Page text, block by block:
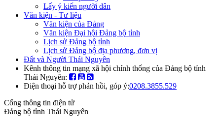
Lấy ý kiến người dân
Văn kiện - Tư liệu
Văn kiện của Đảng
Văn kiện Đại hội Đảng bộ tỉnh
Lịch sử Đảng bộ tỉnh
Lịch sử Đảng bộ địa phương, đơn vị
Đất và Người Thái Nguyên
Kênh thông tin mạng xã hội chính thống của Đảng bộ tỉnh
Thái Nguyên:
Điện thoại hỗ trợ phản hồi, góp ý:0208.3855.529
Cổng thông tin điện tử
Đảng bộ tỉnh Thái Nguyên